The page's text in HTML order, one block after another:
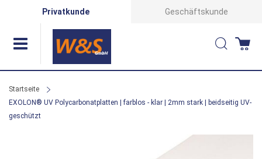
Privatkunde Geschäftskunde
Suche
Startseite
EXOLON® UV Polycarbonatplatten | farblos - klar | 2mm stark | beidseitig UV-
geschützt